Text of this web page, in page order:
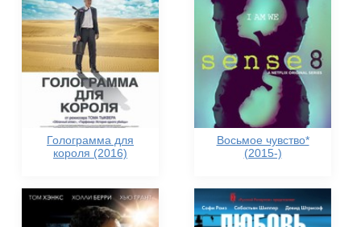
Голограмма для
короля (2016)
Восьмое чувство*
(2015-)